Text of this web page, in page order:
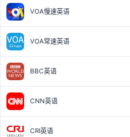
VOA慢速英语
VOA常速英语
BBC英语
CNN英语
CRI英语